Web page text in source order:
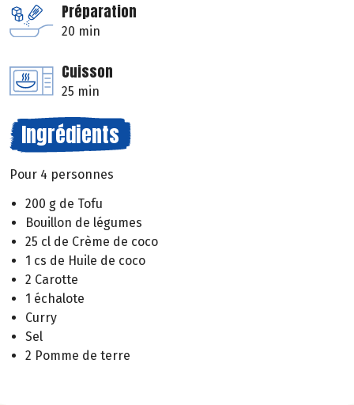
Préparation
20 min
Cuisson
25 min
Ingrédients
Pour 4 personnes
200 g de Tofu
Bouillon de légumes
25 cl de Crème de coco
1 cs de Huile de coco
2 Carotte
1 échalote
Curry
Sel
2 Pomme de terre